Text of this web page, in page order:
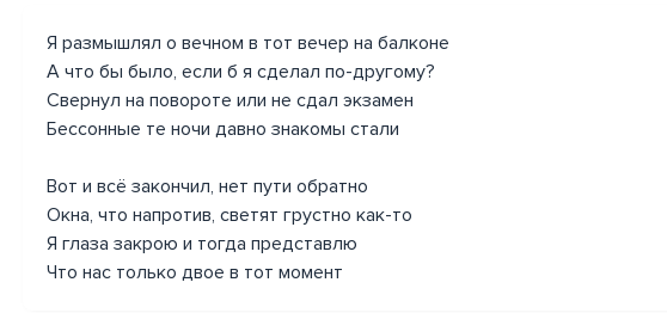
Я размышлял о вечном в тот вечер на балконе
А что бы было, если б я сделал по-другому?
Свернул на повороте или не сдал экзамен
Бессонные те ночи давно знакомы стали
Вот и всё закончил, нет пути обратно
Окна, что напротив, светят грустно как-то
Я глаза закрою и тогда представлю
Что нас только двое в тот момент